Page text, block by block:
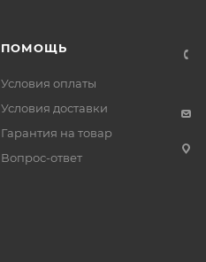
ПОМОЩЬ
Условия оплаты
Условия доставки
Гарантия на товар
Вопрос-ответ